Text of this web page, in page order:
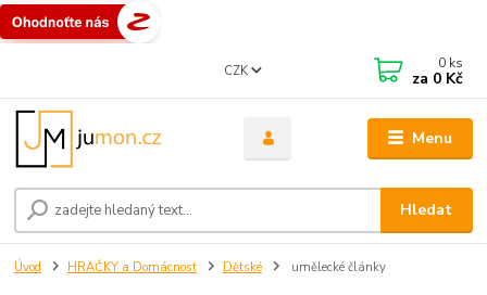
Menu
CZK
Hledat
0 ks
za 0 Kč
Úvod HRAČKY a Domácnost Dětské umělecké články